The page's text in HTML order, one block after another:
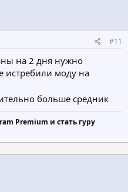
#11
на 2 дня нужно
истребили моду на
больше средник
Premium и стать гуру